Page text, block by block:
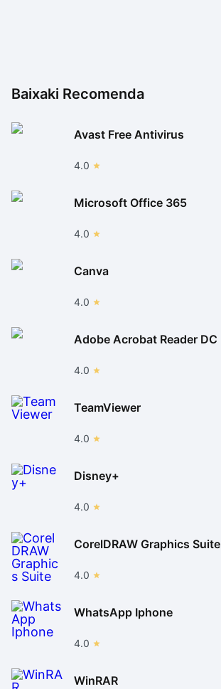
Baixaki Recomenda
Avast Free Antivirus
4.0
Microsoft Office 365
4.0
Canva
4.0
Adobe Acrobat Reader DC
4.0
TeamViewer
4.0
Disney+
4.0
CorelDRAW Graphics Suite
4.0
WhatsApp Iphone
4.0
WinRAR